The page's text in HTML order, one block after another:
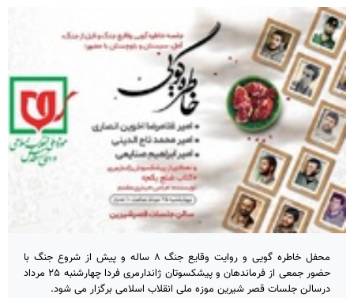
محفل خاطره گویی و روایت وقایع جنگ ۸ ساله و پیش از شروع جنگ با
حضور جمعی از فرماندهان و پیشکسوتان ژاندارمری فردا چهارشنبه ۲۵ مرداد
درسالن جلسات قصر شیرین موزه ملی انقلاب اسلامی برگزار می شود.